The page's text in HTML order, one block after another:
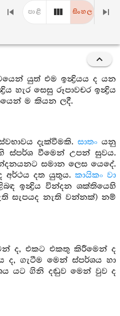
පාළි සිංහල
යුත් එම ඉන්‍ද්‍රියය ද යන
හැර සෙසු රූපාවචර ඉන්‍ද්‍රිය
ම කියන ලදී.
දැක්වීමකි. සාතංයනු
ස්පර්ශ වීමෙන් උපන් සුවය.
සමාන ලෙස යෙදේ.
දත යුතුය. කායිකං වා
ඉන්‍ද්‍රිය වින්දන ශක්තියෙහි
සැපයද නැති වන්නක්) නම්
ද, එකට එකතු කිරීමෙන් ද
ගැටීම මෙන් ස්පර්ශය හා
යට ගිනි දඬුව මෙන් වුව ද